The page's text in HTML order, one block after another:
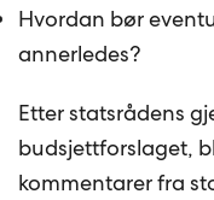
Hvordan bør
annerledes?
Etter statsrådens
budsjettforslaget,
kommentarer fra